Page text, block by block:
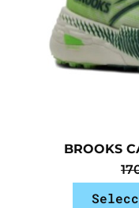
BROOKS